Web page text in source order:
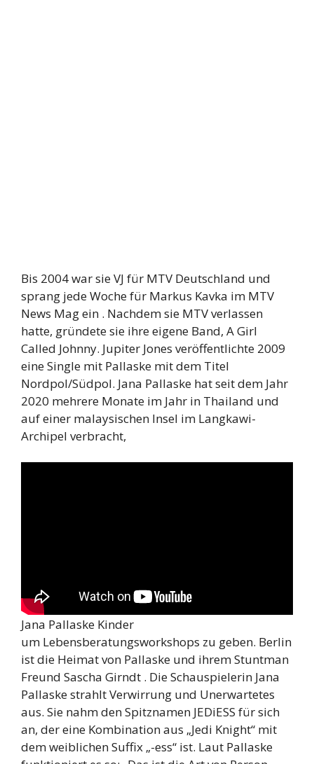
Bis 2004 war sie VJ für MTV Deutschland und
sprang jede Woche für Markus Kavka im MTV
News Mag ein . Nachdem sie MTV verlassen
hatte, gründete sie ihre eigene Band, A Girl
Called Johnny. Jupiter Jones veröffentlichte 2009
eine Single mit Pallaske mit dem Titel
Nordpol/Südpol. Jana Pallaske hat seit dem Jahr
2020 mehrere Monate im Jahr in Thailand und
auf einer malaysischen Insel im Langkawi-
Archipel verbracht,
Jana Pallaske Kinder
um Lebensberatungsworkshops zu geben. Berlin
ist die Heimat von Pallaske und ihrem Stuntman
Freund Sascha Girndt . Die Schauspielerin Jana
Pallaske strahlt Verwirrung und Unerwartetes
aus. Sie nahm den Spitznamen JEDiESS für sich
an, der eine Kombination aus „Jedi Knight“ mit
dem weiblichen Suffix „-ess“ ist. Laut Pallaske